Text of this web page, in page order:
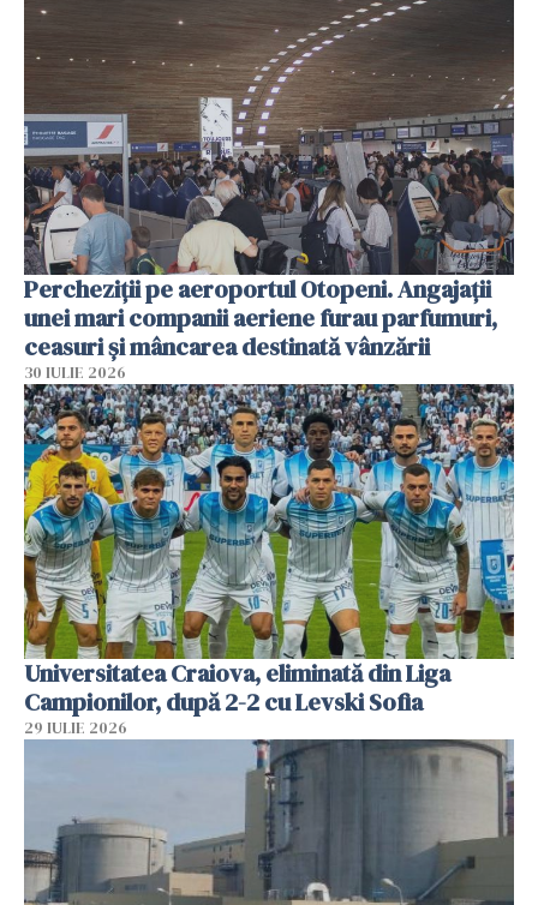
Percheziții pe aeroportul Otopeni. Angajații
unei mari companii aeriene furau parfumuri,
ceasuri și mâncarea destinată vânzării
30 IULIE 2026
Universitatea Craiova, eliminată din Liga
Campionilor, după 2-2 cu Levski Sofia
29 IULIE 2026